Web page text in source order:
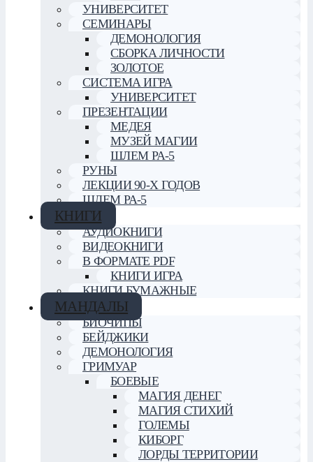
УНИВЕРСИТЕТ
СЕМИНАРЫ
ДЕМОНОЛОГИЯ
СБОРКА ЛИЧНОСТИ
ЗОЛОТОЕ
СИСТЕМА ИГРА
УНИВЕРСИТЕТ
ПРЕЗЕНТАЦИИ
МЕДЕЯ
МУЗЕЙ МАГИИ
ШЛЕМ РА-5
РУНЫ
ЛЕКЦИИ 90-Х ГОДОВ
ШЛЕМ РА-5
КНИГИ
АУДИОКНИГИ
ВИДЕОКНИГИ
В ФОРМАТЕ PDF
КНИГИ ИГРА
КНИГИ БУМАЖНЫЕ
МАНДАЛЫ
БИОЧИПЫ
БЕЙДЖИКИ
ДЕМОНОЛОГИЯ
ГРИМУАР
БОЕВЫЕ
МАГИЯ ДЕНЕГ
МАГИЯ СТИХИЙ
ГОЛЕМЫ
КИБОРГ
ЛОРДЫ ТЕРРИТОРИИ